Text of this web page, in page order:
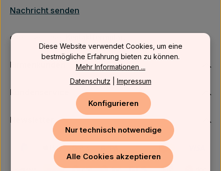
Nachricht senden
oder über unser
Firmenkunden
Kundenservice
Newsletter
Diese Website verwendet Cookies, um eine
bestmögliche Erfahrung bieten zu können.
Mehr Informationen ...
Datenschutz
Impressum
Nur technisch notwendige
Konfigurieren
Alle Cookies akzeptieren